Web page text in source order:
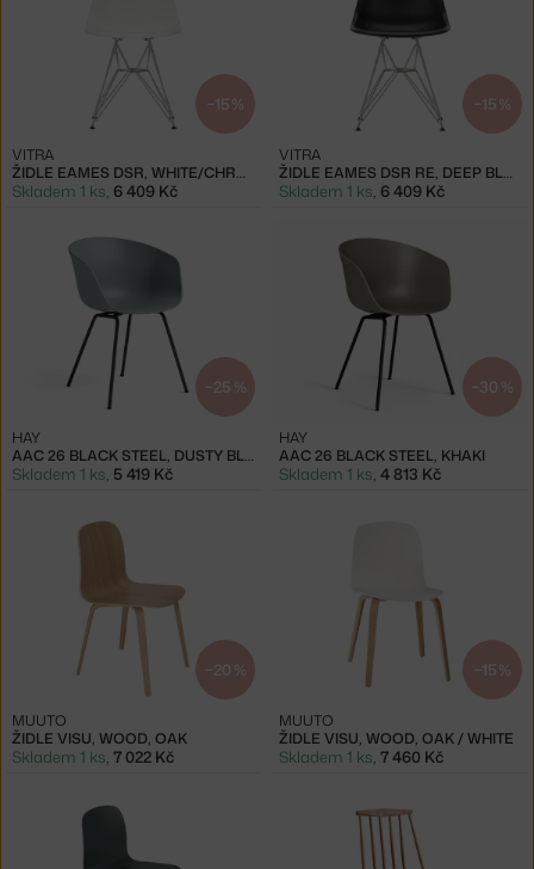
−15 %
ŽIDLE EAMES DSR, WHITE/CHROME
VITRA
Skladem 1 ks, 6 409 Kč
−15 %
ŽIDLE EAMES DSR RE, DEEP BLACK/CHROME
VITRA
Skladem 1 ks, 6 409 Kč
−25 %
AAC 26 BLACK STEEL, DUSTY BLUE
HAY
Skladem 1 ks, 5 419 Kč
−30 %
AAC 26 BLACK STEEL, KHAKI
HAY
Skladem 1 ks, 4 813 Kč
−20 %
ŽIDLE VISU, WOOD, OAK
MUUTO
Skladem 1 ks, 7 022 Kč
−15 %
ŽIDLE VISU, WOOD, OAK / WHITE
MUUTO
Skladem 1 ks, 7 460 Kč